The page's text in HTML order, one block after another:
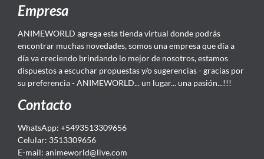
Empresa
ANIMEWORLD agrega esta tienda virtual donde podrás
encontrar muchas novedades, somos una empresa que día a
día va creciendo brindando lo mejor de nosotros, estamos
dispuestos a escuchar propuestas y/o sugerencias - gracias por
su preferencia - ANIMEWORLD... un lugar... una pasión...!!!
Contacto
WhatsApp: +5493513309656
Celular: 3513309656
E-mail: animeworld@live.com